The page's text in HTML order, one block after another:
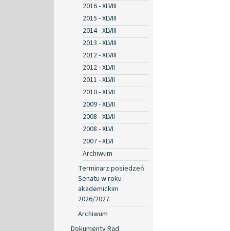
2016 - XLVIII
2015 - XLVIII
2014 - XLVIII
2013 - XLVIII
2012 - XLVIII
2012 - XLVII
2011 - XLVII
2010 - XLVII
2009 - XLVII
2008 - XLVII
2008 - XLVI
2007 - XLVI
Archiwum
Terminarz posiedzeń
Senatu w roku
akademickim
2026/2027
Archiwum
Dokumenty Rad